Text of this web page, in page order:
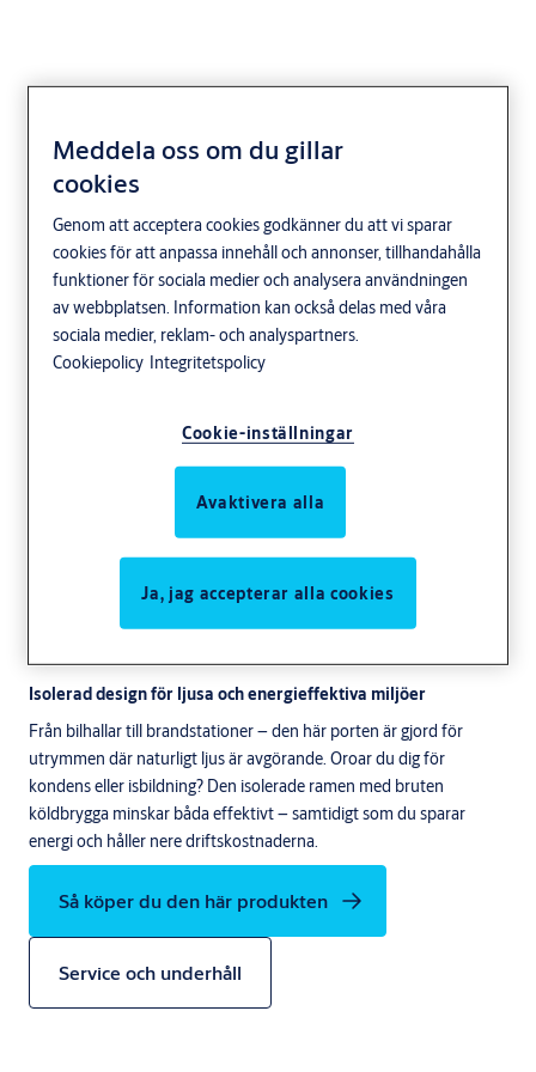
Crawford OH1042FGI
Helglasad isolerad port
Distribution och logistik Tillverkningsindustrin
Crawford
Isolerad design för ljusa och energieffektiva miljöer
Från bilhallar till brandstationer – den här porten är gjord för
utrymmen där naturligt ljus är avgörande. Oroar du dig för
kondens eller isbildning? Den isolerade ramen med bruten
köldbrygga minskar båda effektivt – samtidigt som du sparar
energi och håller nere driftskostnaderna.
Så köper du den här produkten
Service och underhåll
Meddela oss om du gillar
cookies
Genom att acceptera cookies godkänner du att vi sparar
cookies för att anpassa innehåll och annonser, tillhandahålla
funktioner för sociala medier och analysera användningen
av webbplatsen. Information kan också delas med våra
sociala medier, reklam- och analyspartners.
Cookiepolicy Integritetspolicy
Cookie-inställningar
Avaktivera alla
Ja, jag accepterar alla cookies